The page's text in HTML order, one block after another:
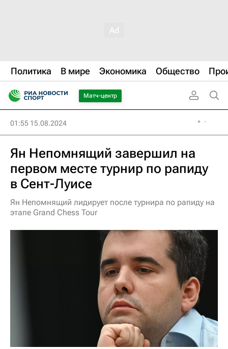
Политика В мире Экономика Общество
Матч-центр
01:55 15.08.2024
Ян Непомнящий завершил на
первом месте турнир по рапиду
в Сент-Луисе
Ян Непомнящий лидирует после турнира по рапиду на
этапе Grand Chess Tour